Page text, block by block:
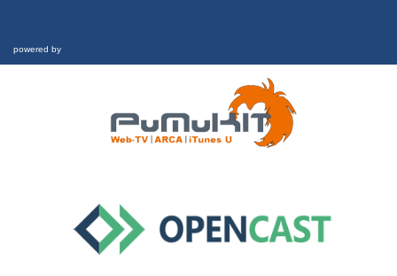
06 - Doris Achelwilm
powered by